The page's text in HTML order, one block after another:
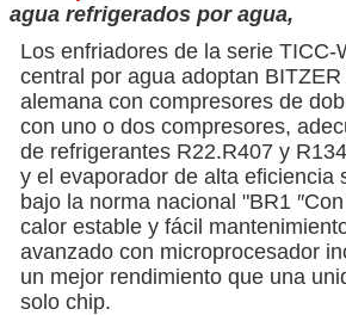
agua refrigerados por agua,
Los enfriadores de la serie TICC-
central por agua adoptan
alemana con compresores de
con uno o dos compresores,
de refrigerantes R22.R407 y
y el evaporador de alta eficiencia
bajo la norma nacional "BR1
calor estable y fácil
avanzado con microprocesador
un mejor rendimiento que una
solo chip.